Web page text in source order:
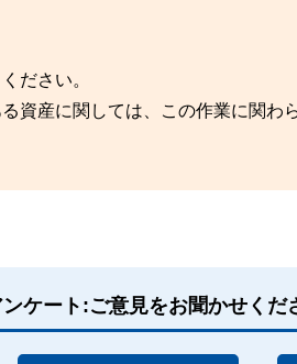
ださい。
資産に関しては、この作業に関わ
ンケート:ご意見をお聞かせくだ